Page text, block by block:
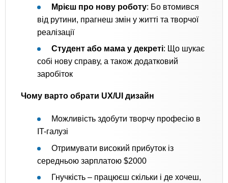
Мрієш про нову роботу: Бо втомився
від рутини, прагнеш змін у житті та творчої
реалізації
Студент або мама у декреті: Що шукає
собі нову справу, а також додатковий
заробіток
Чому варто обрати UX/UI дизайн
Можливість здобути творчу професію в
IT-галузі
Отримувати високий прибуток із
середньою зарплатою $2000
Гнучкість – працюєш скільки і де хочеш,